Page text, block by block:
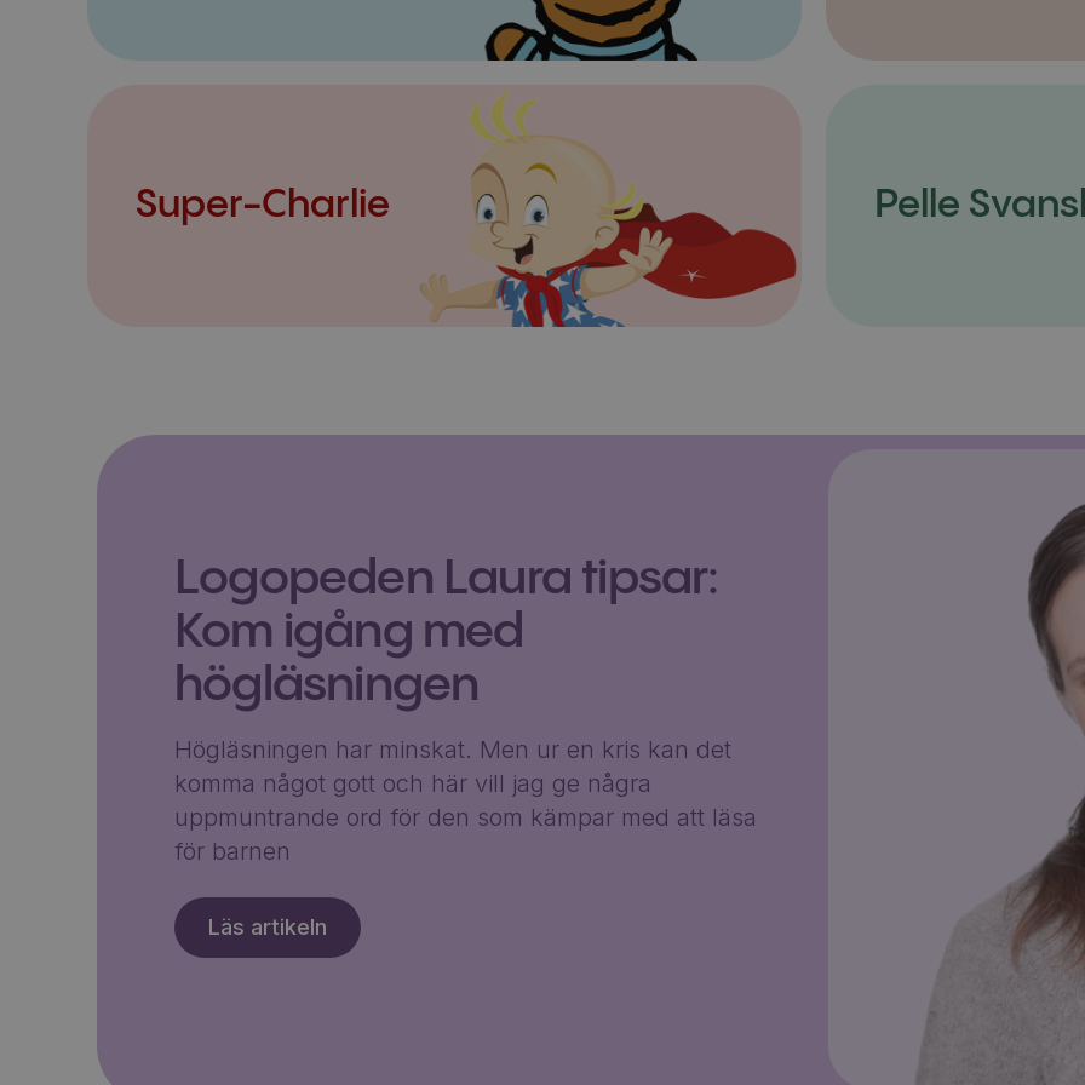
Super-Charlie Pelle
Logopeden Laura tipsar:
Kom igång med
högläsningen
Högläsningen har minskat. Men ur en kris kan det
komma något gott och här vill jag ge några
uppmuntrande ord för den som kämpar med att läsa
för barnen
Läs artikeln